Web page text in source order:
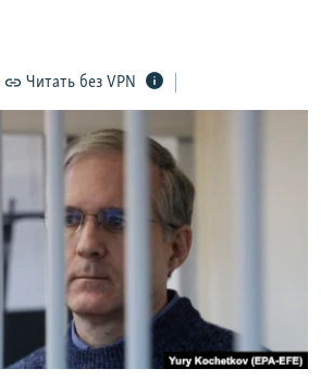
КРЫМА. 11 ИСТОРИЙ СОПРОТИВЛЕНИЯ
Читать без VPN